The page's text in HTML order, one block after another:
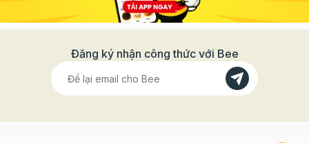
Đăng ký nhận công thức với Bee